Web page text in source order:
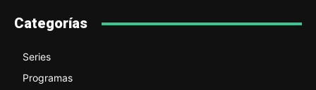
Categorías
Series
Programas